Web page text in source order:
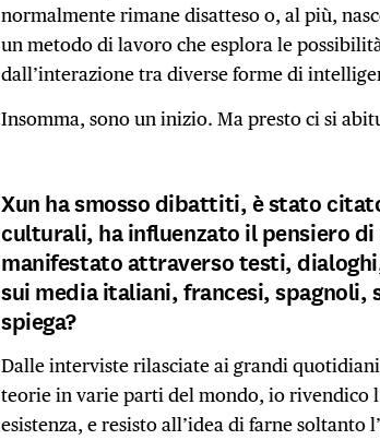
normalmente rimane disatteso o, al più,
un metodo di lavoro che esplora le
dall’interazione tra diverse forme di
Insomma, sono un inizio. Ma presto ci si
Xun ha smosso dibattiti, è stato
culturali, ha influenzato il pensiero di
manifestato attraverso testi,
sui media italiani, francesi, spagnoli,
spiega?
Dalle interviste rilasciate ai grandi
teorie in varie parti del mondo, io rivendico
esistenza, e resisto all’idea di farne soltanto